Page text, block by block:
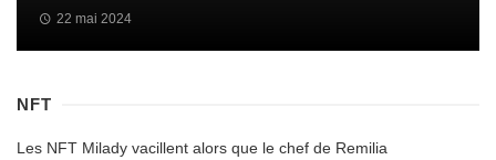
22 mai 2024
NFT
Les NFT Milady vacillent alors que le chef de Remilia